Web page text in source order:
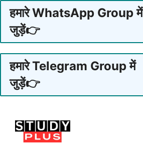
हमारे WhatsApp Group में
जुड़ें👉
हमारे Telegram Group में
जुड़ें👉
content